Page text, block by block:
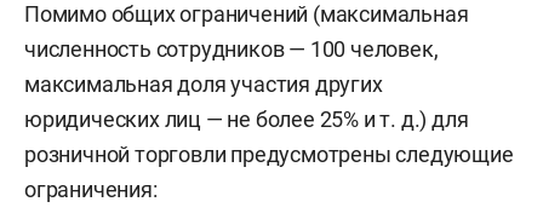
Помимо общих ограничений (максимальная
численность сотрудников — 100 человек,
максимальная доля участия других
юридических лиц — не более 25% и т. д.) для
розничной торговли предусмотрены следующие
ограничения: